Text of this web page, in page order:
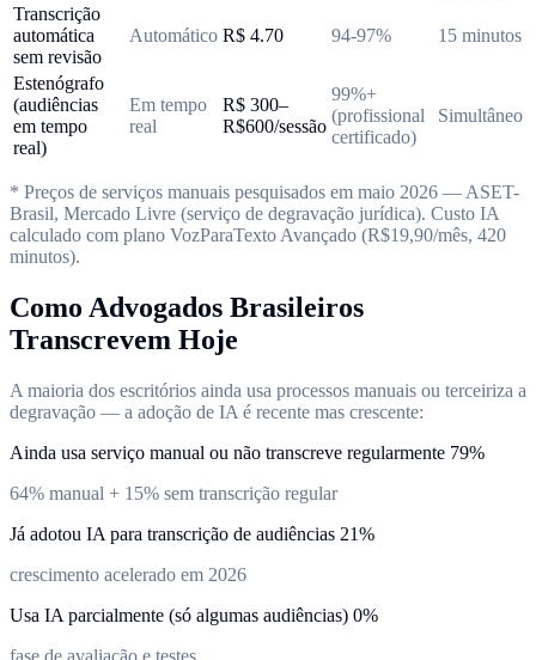
Transcrição
automática
sem revisão
Automático R$ 4.70 94-97% 15 minutos
Estenógrafo
(audiências
em tempo
real)
Em tempo
real
R$ 300–
R$600/sessão
99%+
(profissional
certificado)
Simultâneo
* Preços de serviços manuais pesquisados em maio 2026 — ASET-
Brasil, Mercado Livre (serviço de degravação jurídica). Custo IA
calculado com plano VozParaTexto Avançado (R$19,90/mês, 420
minutos).
Como Advogados Brasileiros
Transcrevem Hoje
A maioria dos escritórios ainda usa processos manuais ou terceiriza a
degravação — a adoção de IA é recente mas crescente:
Ainda usa serviço manual ou não transcreve regularmente 79%
64% manual + 15% sem transcrição regular
Já adotou IA para transcrição de audiências 21%
crescimento acelerado em 2026
Usa IA parcialmente (só algumas audiências) 0%
fase de avaliação e testes